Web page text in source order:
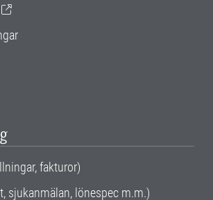
fakturor)
sjukanmälan, lönespec m.m.)